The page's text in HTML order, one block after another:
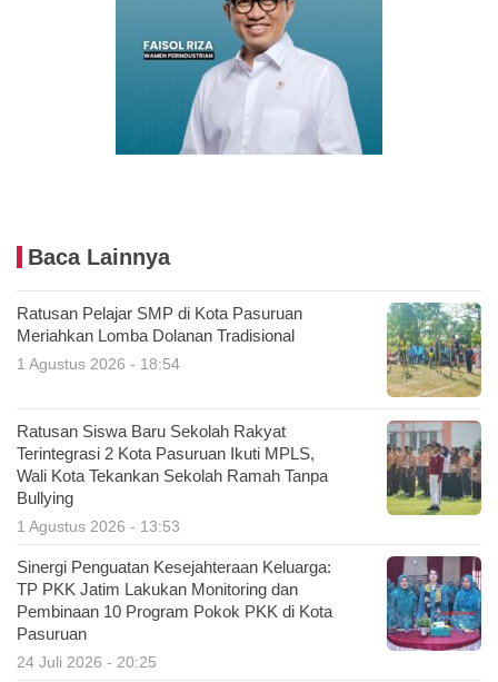
Baca Lainnya
Ratusan Pelajar SMP di Kota Pasuruan
Meriahkan Lomba Dolanan Tradisional
1 Agustus 2026 - 18:54
Ratusan Siswa Baru Sekolah Rakyat
Terintegrasi 2 Kota Pasuruan Ikuti MPLS,
Wali Kota Tekankan Sekolah Ramah Tanpa
Bullying
1 Agustus 2026 - 13:53
Sinergi Penguatan Kesejahteraan Keluarga:
TP PKK Jatim Lakukan Monitoring dan
Pembinaan 10 Program Pokok PKK di Kota
Pasuruan
24 Juli 2026 - 20:25